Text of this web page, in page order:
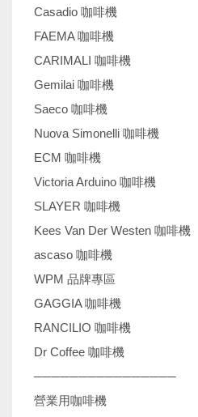
Casadio 咖啡機
FAEMA 咖啡機
CARIMALI 咖啡機
Gemilai 咖啡機
Saeco 咖啡機
Nuova Simonelli 咖啡機
ECM 咖啡機
Victoria Arduino 咖啡機
SLAYER 咖啡機
Kees Van Der Westen 咖啡機
ascaso 咖啡機
WPM 品牌專區
GAGGIA 咖啡機
RANCILIO 咖啡機
Dr Coffee 咖啡機
────────────────
營業用咖啡機